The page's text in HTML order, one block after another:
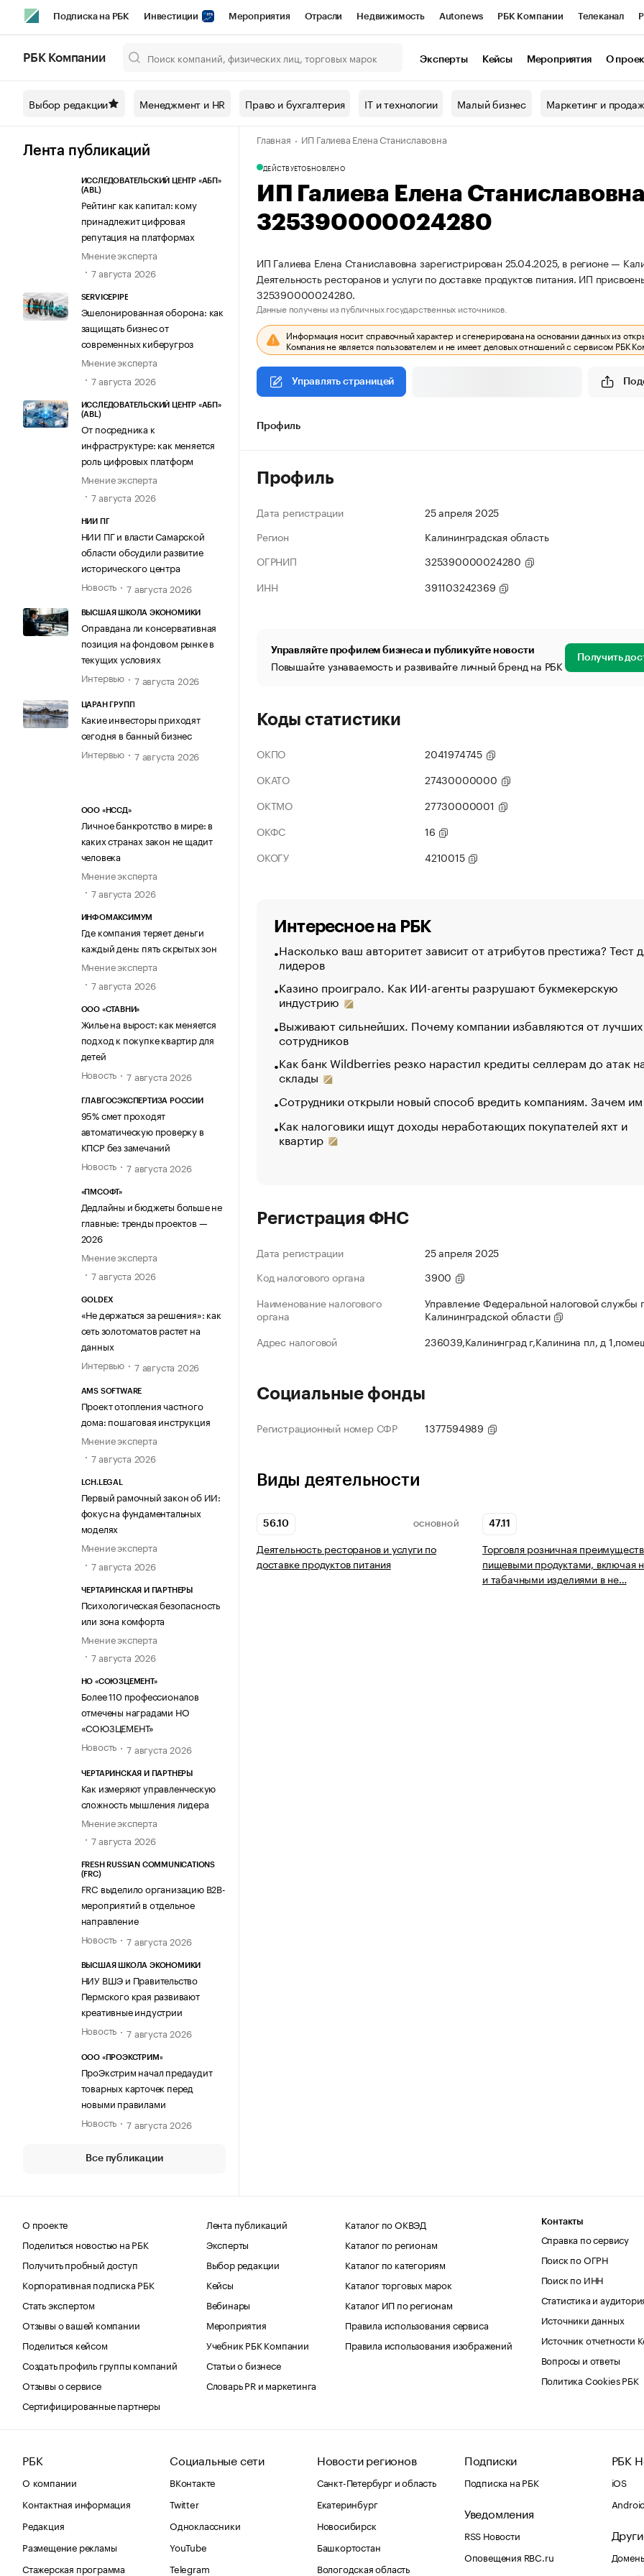
Подписка на РБК Инвестиции Мероприятия Отрасли Недвижимость Autonews РБК Компании Телеканал
Спецпроекты СПб Конференции СПб Спецпроекты Проверка контрагентов
Технологии и медиа Рынок наличной валюты
РБК Компании Эксперты Кейсы Мероприятия О
Выбор редакции Менеджмент и HR Право и бухгалтерия IT и технологии Малый бизнес Маркетинг и
Лента публикаций
ИССЛЕДОВАТЕЛЬСКИЙ ЦЕНТР «АБП»
(ABL)
Рейтинг как капитал: кому
принадлежит цифровая
репутация на платформах
Мнение эксперта
7 августа 2026
SERVICEPIPE
Эшелонированная оборона: как
защищать бизнес от
современных киберугроз
Мнение эксперта
7 августа 2026
ИССЛЕДОВАТЕЛЬСКИЙ ЦЕНТР «АБП»
(ABL)
От посредника к
инфраструктуре: как меняется
роль цифровых платформ
Мнение эксперта
7 августа 2026
НИИ ПГ
НИИ ПГ и власти Самарской
области обсудили развитие
исторического центра
Новость
7 августа 2026
ВЫСШАЯ ШКОЛА ЭКОНОМИКИ
Оправдана ли консервативная
позиция на фондовом рынке в
текущих условиях
Интервью
7 августа 2026
ЦАРАН ГРУПП
Какие инвесторы приходят
сегодня в банный бизнес
Интервью
7 августа 2026
ООО «НССД»
Личное банкротство в мире: в
каких странах закон не щадит
человека
Мнение эксперта
7 августа 2026
ИНФОМАКСИМУМ
Где компания теряет деньги
каждый день: пять скрытых зон
Мнение эксперта
7 августа 2026
ООО «СТАВНИ»
Жилье на вырост: как меняется
подход к покупке квартир для
детей
Новость
7 августа 2026
ГЛАВГОСЭКСПЕРТИЗА РОССИИ
95% смет проходят
автоматическую проверку в
КПСР без замечаний
Новость
7 августа 2026
«ПМСОФТ»
Дедлайны и бюджеты больше не
главные: тренды проектов —
2026
Мнение эксперта
7 августа 2026
GOLDEX
«Не держаться за решения»: как
сеть золотоматов растет на
данных
Интервью
7 августа 2026
AMS SOFTWARE
Проект отопления частного
дома: пошаговая инструкция
Мнение эксперта
7 августа 2026
LCH.LEGAL
Первый рамочный закон об ИИ:
фокус на фундаментальных
моделях
Мнение эксперта
7 августа 2026
ЧЕРТАРИНСКАЯ И ПАРТНЕРЫ
Психологическая безопасность
или зона комфорта
Мнение эксперта
7 августа 2026
НО «СОЮЗЦЕМЕНТ»
Более 110 профессионалов
отмечены наградами НО
«СОЮЗЦЕМЕНТ»
Новость
7 августа 2026
ЧЕРТАРИНСКАЯ И ПАРТНЕРЫ
Как измеряют управленческую
сложность мышления лидера
Мнение эксперта
7 августа 2026
FRESH RUSSIAN COMMUNICATIONS
(FRC)
FRC выделило организацию B2B-
мероприятий в отдельное
направление
Новость
7 августа 2026
ВЫСШАЯ ШКОЛА ЭКОНОМИКИ
НИУ ВШЭ и Правительство
Пермского края развивают
креативные индустрии
Новость
7 августа 2026
ООО «ПРОЭКСТРИМ»
ПроЭкстрим начал предаудит
товарных карточек перед
новыми правилами
Новость
7 августа 2026
Все публикации
Главная ИП Галиева Елена Станиславовна
ДЕЙСТВУЕТОБНОВЛЕНО
ИП Галиева Елена
325390000024280
ИП Галиева Елена Станиславовна зарегистрирован 25.04.2025, в регионе —
Деятельность ресторанов и услуги по доставке продуктов питания. ИП
325390000024280.
Данные получены из публичных государственных источников.
Информация носит справочный характер и сгенерирована на основании данных из
Компания не является пользователем и не имеет деловых отношений с сервисом РБК
Управлять страницей
Профиль
Профиль
Дата регистрации
25 апреля 2025
Регион
Калининградская область
ОГРНИП
325390000024280
ИНН
391103242369
Управляйте профилем бизнеса и публикуйте новости
Повышайте узнаваемость и развивайте личный бренд на РБК Получить
Коды статистики
ОКПО
2041974745
ОКАТО
27430000000
ОКТМО
27730000001
ОКФС
16
ОКОГУ
4210015
Интересное на РБК
Насколько ваш авторитет зависит от атрибутов престижа? Тест
лидеров
Казино проиграло. Как ИИ-агенты разрушают букмекерскую
индустрию
Выживают сильнейших. Почему компании избавляются от лучших
сотрудников
Как банк Wildberries резко нарастил кредиты селлерам до атак
склады
Сотрудники открыли новый способ вредить компаниям. Зачем
Как налоговики ищут доходы неработающих покупателей яхт и
квартир
Регистрация ФНС
Дата регистрации
25 апреля 2025
Код налогового органа
3900
Наименование налогового
органа
Управление Федеральной налоговой службы
Калининградской области
Адрес налоговой
236039,Калининград г,Калинина пл, д
Социальные фонды
Регистрационный номер СФР 1377594989
Виды деятельности
56.10 ОСНОВНОЙ
Деятельность ресторанов и услуги по
доставке продуктов питания
47.11
Торговля розничная
пищевыми продуктами, включая
и табачными изделиями в не…
О проекте
Поделиться новостью на РБК
Получить пробный доступ
Корпоративная подписка РБК
Стать экспертом
Отзывы о вашей компании
Поделиться кейсом
Создать профиль группы компаний
Отзывы о сервисе
Сертифицированные партнеры
Лента публикаций
Эксперты
Выбор редакции
Кейсы
Вебинары
Мероприятия
Учебник РБК Компании
Статьи о бизнесе
Словарь PR и маркетинга
Каталог по ОКВЭД
Каталог по регионам
Каталог по категориям
Каталог торговых марок
Каталог ИП по регионам
Правила использования сервиса
Правила использования изображений
Контакты
Справка по сервису
Поиск по ОГРН
Поиск по ИНН
Статистика и
Источники данных
Источник отчетности
Вопросы и ответы
Политика Cookies РБК
РБК
О компании
Контактная информация
Редакция
Размещение рекламы
Стажерская программа
Социальные сети
ВКонтакте
Twitter
Одноклассники
YouTube
Telegram
Новости регионов
Санкт-Петербург и область
Екатеринбург
Новосибирск
Башкортостан
Вологодская область
Подписки
Подписка на РБК
Уведомления
RSS Новости
Оповещения RBC.ru
РБК
iOS